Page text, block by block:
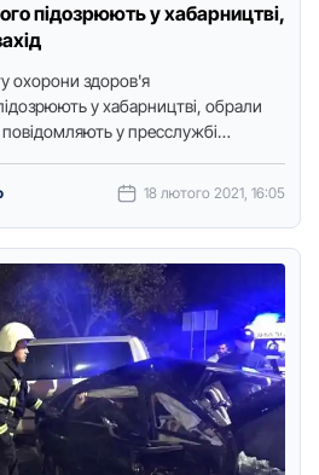
підозрюють у хабарництві,
охорони здоров'я
у хабарництві, обрали
у пресслужбі
…
18 лютого 2021, 16:05